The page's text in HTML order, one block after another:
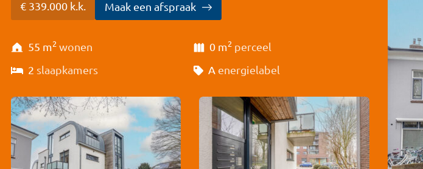
€ 339.000 k.k. Maak een afspraak
55 m2 wonen 0 m2 perceel
2 slaapkamers A energielabel